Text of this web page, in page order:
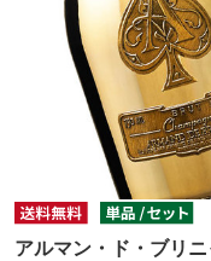
アルマン・ド・ブリ